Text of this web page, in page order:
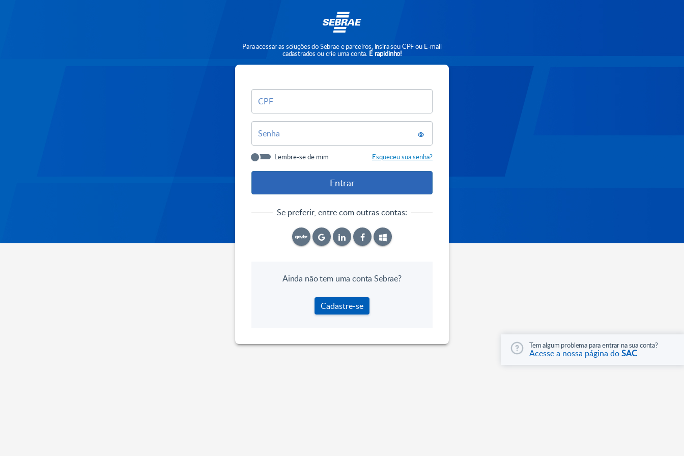
Para acessar as soluções do Sebrae e parceiros, insira seu CPF ou E-mail
cadastrados ou crie uma conta. É rapidinho!
CPF
Senha
Lembre-se de mim Esqueceu sua senha?
Se preferir, entre com outras contas:
Tem algum problema para entrar na sua conta?
Acesse a nossa página doSAC
Ainda não tem uma conta Sebrae?
Cadastre-se